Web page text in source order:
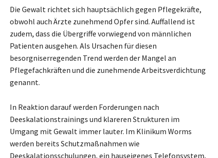
Die Gewalt richtet sich hauptsächlich gegen Pflegekräfte,
obwohl auch Ärzte zunehmend Opfer sind. Auffallend ist
zudem, dass die Übergriffe vorwiegend von männlichen
Patienten ausgehen. Als Ursachen für diesen
besorgniserregenden Trend werden der Mangel an
Pflegefachkräften und die zunehmende Arbeitsverdichtung
genannt.
In Reaktion darauf werden Forderungen nach
Deeskalationstrainings und klareren Strukturen im
Umgang mit Gewalt immer lauter. Im Klinikum Worms
werden bereits Schutzmaßnahmen wie
Deeskalationsschulungen, ein hauseigenes Telefonsystem,